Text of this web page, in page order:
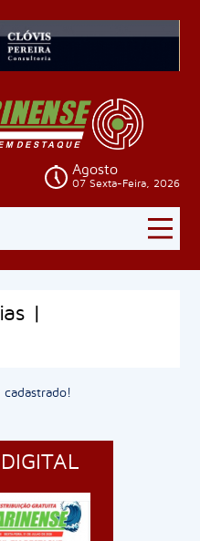
Agosto
07 Sexta-Feira, 2026
|